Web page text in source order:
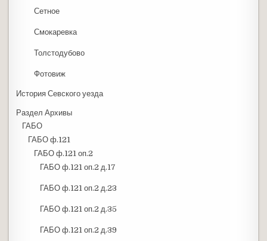
Сетное
Смокаревка
Толстодубово
Фотовиж
История Севского уезда
Раздел Архивы
ГАБО
ГАБО ф.121
ГАБО ф.121 оп.2
ГАБО ф.121 оп.2 д.17
ГАБО ф.121 оп.2 д.23
ГАБО ф.121 оп.2 д.35
ГАБО ф.121 оп.2 д.39